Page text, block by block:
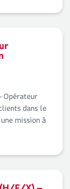
Opérateur
dans le
mission à